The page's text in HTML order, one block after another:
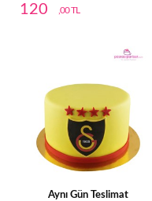
120 ,00 TL
Aynı Gün Teslimat